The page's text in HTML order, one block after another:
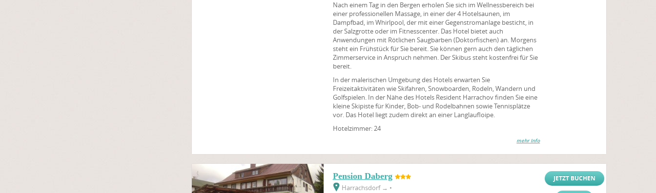
Nach einem Tag in den Bergen erholen Sie sich im Wellnessbereich bei
einer professionellen Massage, in einer der 4 Hotelsaunen, im
Dampfbad, im Whirlpool, der mit einer Gegenstromanlage besticht, in
der Salzgrotte oder im Fitnesscenter. Das Hotel bietet auch
Anwendungen mit Rötlichen Saugbarben (Doktorfischen) an. Morgens
steht ein Frühstück für Sie bereit. Sie können gern auch den täglichen
Zimmerservice in Anspruch nehmen. Der Skibus steht kostenfrei für Sie
bereit.
In der malerischen Umgebung des Hotels erwarten Sie
Freizeitaktivitäten wie Skifahren, Snowboarden, Rodeln, Wandern und
Golfspielen. In der Nähe des Hotels Resident Harrachov finden Sie eine
kleine Skipiste für Kinder, Bob- und Rodelbahnen sowie Tennisplätze
vor. Das Hotel liegt zudem direkt an einer Langlaufloipe.
Hotelzimmer: 24
mehr Info
Pension Daberg
Harrachsdorf → •
JETZT BUCHEN